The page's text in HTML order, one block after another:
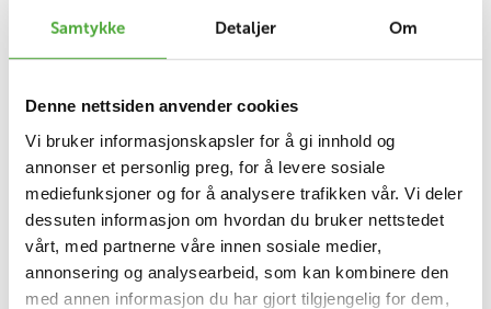
Samtykke Detaljer Om
Denne nettsiden anvender cookies
Vi bruker informasjonskapsler for å gi innhold og
annonser et personlig preg, for å levere sosiale
mediefunksjoner og for å analysere trafikken vår. Vi deler
dessuten informasjon om hvordan du bruker nettstedet
vårt, med partnerne våre innen sosiale medier,
annonsering og analysearbeid, som kan kombinere den
med annen informasjon du har gjort tilgjengelig for dem,
I Oslo kommune har Norlandia hatt et årlig tap på
hjemmetjenester. Sagt på en annen måte:
Norlandia har indirekte subsidiert kommunen og
dens lovpålagte tjenester for å opprettholde en
anstendig lønn til de ansatte.
På den ene siden underfinansierer Oslo kommune